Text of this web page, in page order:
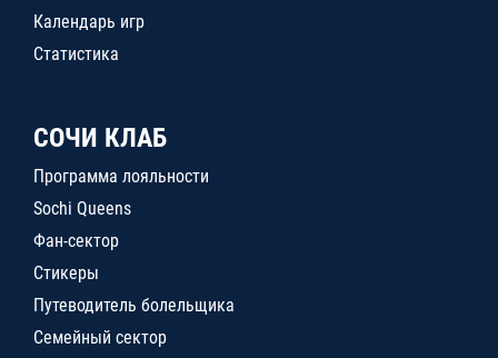
Календарь игр
Статистика
СОЧИ КЛАБ
Программа лояльности
Sochi Queens
Фан-сектор
Стикеры
Путеводитель болельщика
Семейный сектор